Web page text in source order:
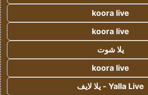
koora live
koora live
يلا شوت
koora live
Yalla Live - يلا لايف